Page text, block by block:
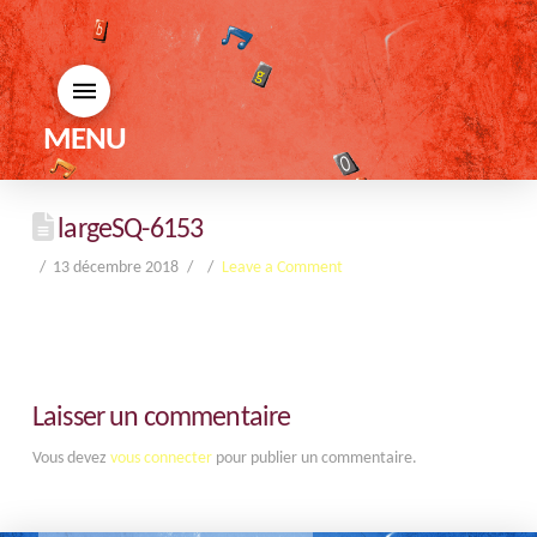
MENU
largeSQ-6153
13 décembre 2018 Leave a Comment
Laisser un commentaire
Vous devez vous connecterpour publier un commentaire.